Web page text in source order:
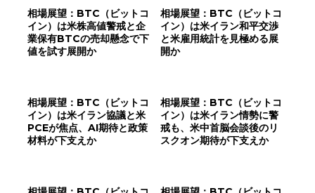
相場展望：BTC（ビットコ
イン）は米株高値警戒と企
業保有BTCの売却懸念で下
値を試す展開か
相場展望：BTC（ビットコ
イン）は米イラン和平交渉
と米雇用統計を見極める展
開か
相場展望：BTC（ビットコ
イン）は米イラン協議と米
PCEが焦点、AI期待と政策
材料が下支えか
相場展望：BTC（ビットコ
イン）は米イラン情勢に警
戒も、米中首脳会談後のリ
スクオン期待が下支えか